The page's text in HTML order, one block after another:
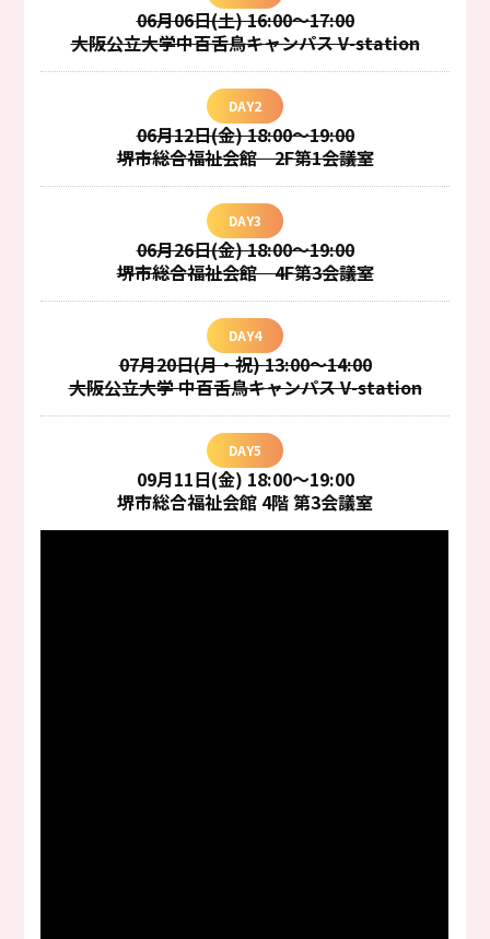
06月06日(土) 16:00～17:00
大阪公立大学中百舌鳥キャンパス V-station
DAY2
06月12日(金) 18:00～19:00
堺市総合福祉会館 2F第1会議室
DAY3
06月26日(金) 18:00～19:00
堺市総合福祉会館 4F第3会議室
DAY4
07月20日(月・祝) 13:00～14:00
大阪公立大学 中百舌鳥キャンパス V-station
DAY5
09月11日(金) 18:00～19:00
堺市総合福祉会館 4階 第3会議室